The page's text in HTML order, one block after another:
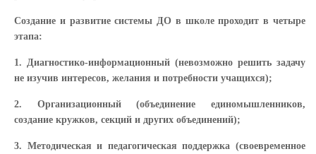
Создание и развитие системы ДО в школе проходит в четыре
этапа:
1. Диагностико-информационный (невозможно решить задачу
не изучив интересов, желания и потребности учащихся);
2. Организационный (объединение единомышленников,
создание кружков, секций и других объединений);
3. Методическая и педагогическая поддержка (своевременное